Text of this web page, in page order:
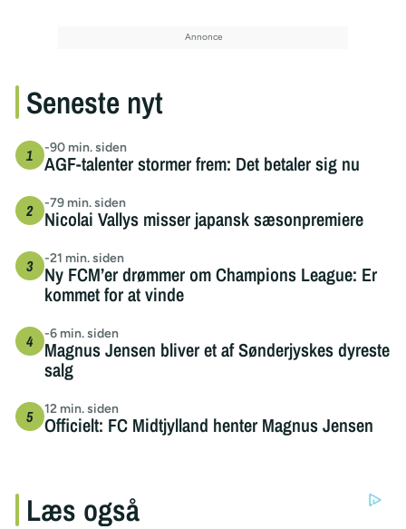
Seneste nyt
-90 min. siden
AGF-talenter stormer frem: Det betaler sig nu
-79 min. siden
Nicolai Vallys misser japansk sæsonpremiere
-21 min. siden
Ny FCM’er drømmer om Champions League: Er
kommet for at vinde
-6 min. siden
Magnus Jensen bliver et af Sønderjyskes dyreste
salg
12 min. siden
Officielt: FC Midtjylland henter Magnus Jensen